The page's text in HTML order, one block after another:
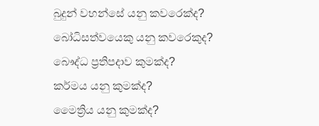
බුදුන් වහන්සේ යනු කවරෙක්ද?
බෝධිසත්වයෙකු යනු කවරෙකුද?
බෞද්ධ ප්‍රතිපදාව කුමක්ද?
කර්මය යනු කුමක්ද?
මෛත්‍රිය යනු කුමක්ද?